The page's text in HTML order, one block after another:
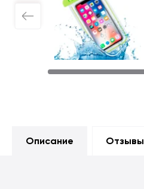
Описание